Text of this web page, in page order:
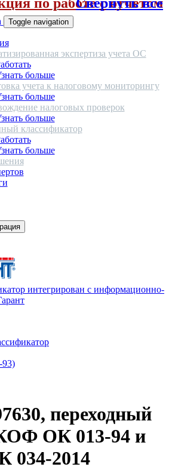
Toggle navigation
экспертиза учета ОС
больше
учета к налоговому мониторингу
больше
налоговых проверок
больше
классификатор
больше
интегрирован с информационно-
переходный
ОК 013-94 и
2014